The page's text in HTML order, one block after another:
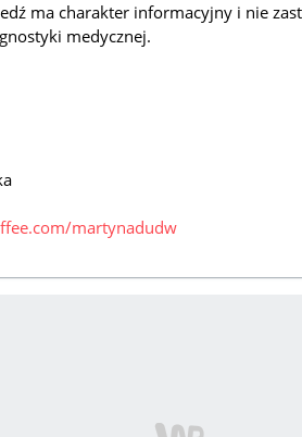
ma charakter informacyjny i nie
medycznej.
martynadudw